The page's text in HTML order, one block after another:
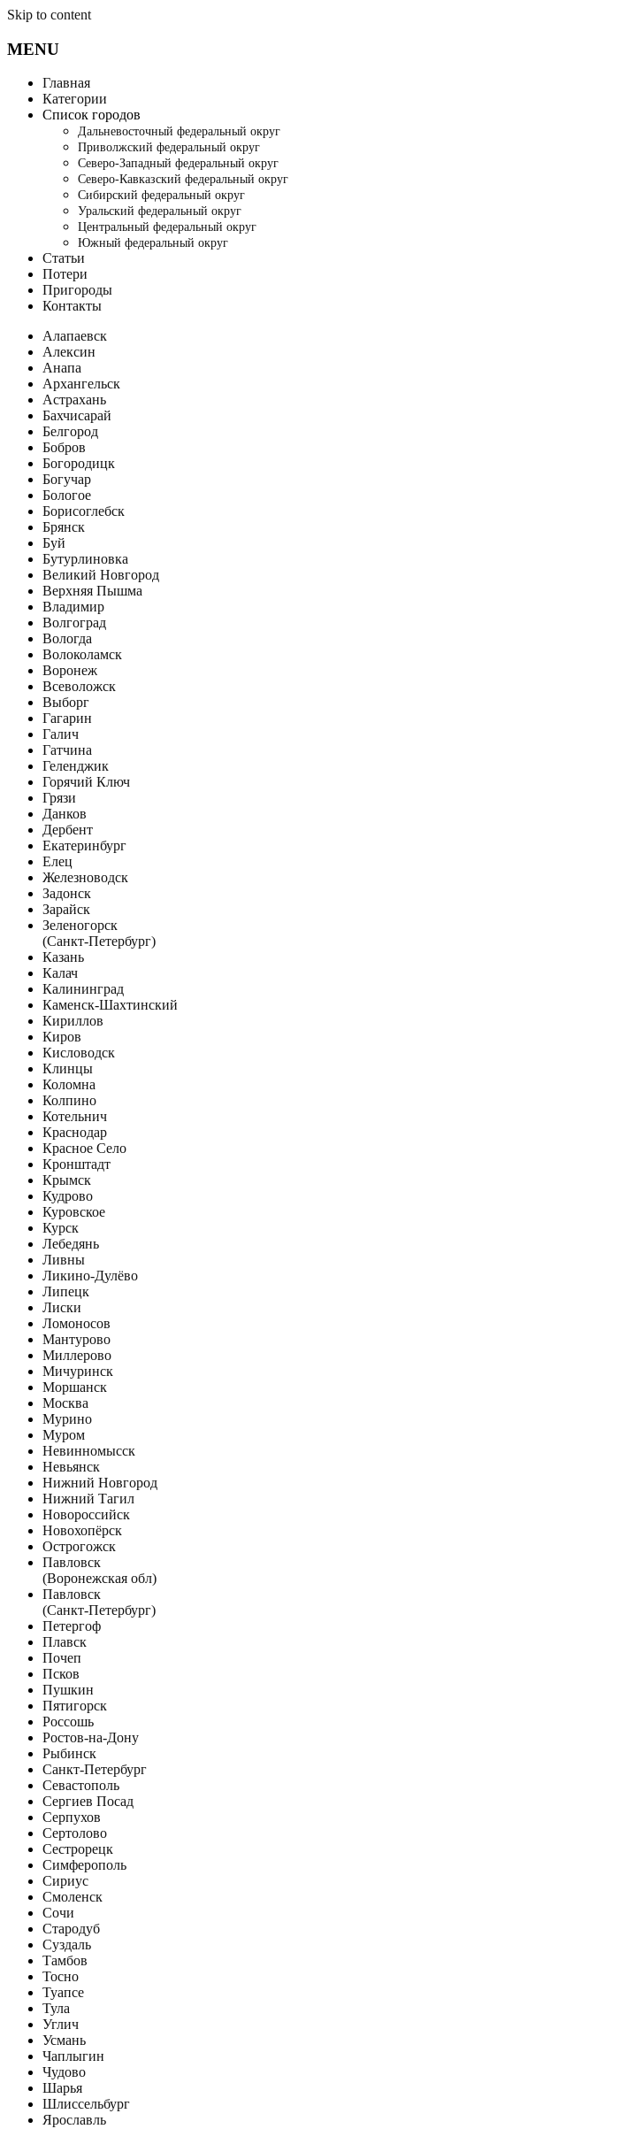
Skip to content
MENU
Главная
Категории
Список городов
Дальневосточный федеральный округ
Приволжский федеральный округ
Северо-Западный федеральный округ
Северо-Кавказский федеральный округ
Сибирский федеральный округ
Уральский федеральный округ
Центральный федеральный округ
Южный федеральный округ
Статьи
Потери
Пригороды
Контакты
Алапаевск
Алексин
Анапа
Архангельск
Астрахань
Бахчисарай
Белгород
Бобров
Богородицк
Богучар
Бологое
Борисоглебск
Брянск
Буй
Бутурлиновка
Великий Новгород
Верхняя Пышма
Владимир
Волгоград
Вологда
Волоколамск
Воронеж
Всеволожск
Выборг
Гагарин
Галич
Гатчина
Геленджик
Горячий Ключ
Грязи
Данков
Дербент
Екатеринбург
Елец
Железноводск
Задонск
Зарайск
Зеленогорск
(Санкт-Петербург)
Казань
Калач
Калининград
Каменск-Шахтинский
Кириллов
Киров
Кисловодск
Клинцы
Коломна
Колпино
Котельнич
Краснодар
Красное Село
Кронштадт
Крымск
Кудрово
Куровское
Курск
Лебедянь
Ливны
Ликино-Дулёво
Липецк
Лиски
Ломоносов
Мантурово
Миллерово
Мичуринск
Моршанск
Москва
Мурино
Муром
Невинномысск
Невьянск
Нижний Новгород
Нижний Тагил
Новороссийск
Новохопёрск
Острогожск
Павловск
(Воронежская обл)
Павловск
(Санкт-Петербург)
Петергоф
Плавск
Почеп
Псков
Пушкин
Пятигорск
Россошь
Ростов-на-Дону
Рыбинск
Санкт-Петербург
Севастополь
Сергиев Посад
Серпухов
Сертолово
Сестрорецк
Симферополь
Сириус
Смоленск
Сочи
Стародуб
Суздаль
Тамбов
Тосно
Туапсе
Тула
Углич
Усмань
Чаплыгин
Чудово
Шарья
Шлиссельбург
Ярославль